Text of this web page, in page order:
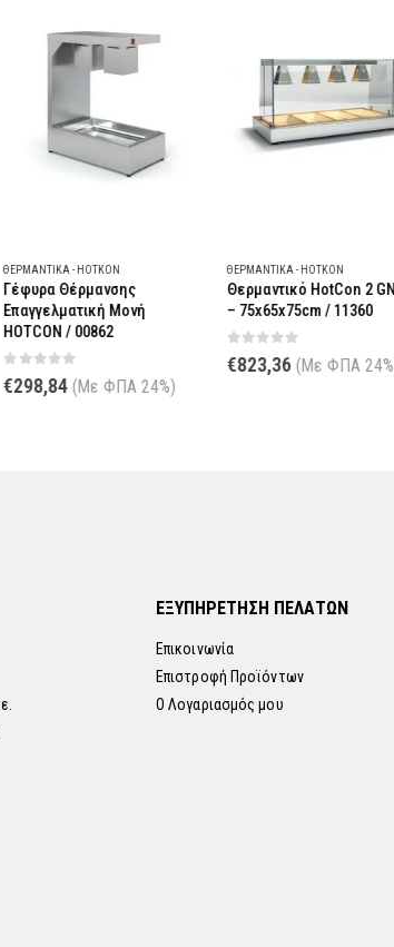
HOTKON
Μονή
00862
5
(Με ΦΠΑ 24%)
ΘΕΡΜΑΝΤΙΚΆ - HOTKON
Θερμαντικό HotCon 2 GN 1/1
– 75x65x75cm / 11360
out of 5(Με ΦΠΑ 24%) 0
ΕΞΥΠΗΡΕΤΗΣΗ ΠΕΛΑΤΩΝ
Επικοινωνία
Επιστροφή Προϊόντων
Ο Λογαριασμός μου